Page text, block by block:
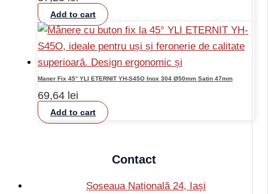
Add to cart
Maner Fix 45° YLI ETERNIT YH-S45O Inox 304 Ø50mm Satin 47mm
69,64 lei
Add to cart
Contact
Șoseaua Națională 24, Iași